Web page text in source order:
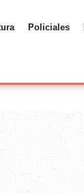
Policiales